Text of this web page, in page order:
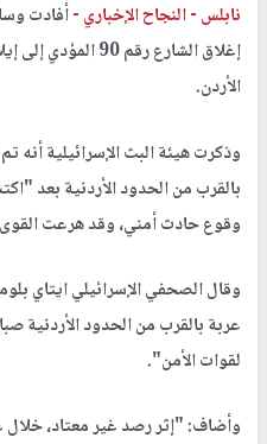
نابلس -النجاح الإخباري -أفادت
إغلاق الشارع رقم
الأردن.
وذكرت هيئة البث الإسرائيلية
بالقرب من الحدود الأردنية بعد
وقوع حادث أمني، وقد هرعت القوى
وقال الصحفي الإسرائيلي ايتاي
عربة بالقرب من الحدود
لقوات الأمن".
وأضاف: "إثر رصد غير معتاد، خلال